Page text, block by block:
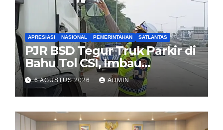
APRESIASI NASIONAL PEMERINTAHAN SATLANTAS
PJR BSD Tegur Truk Parkir di
Bahu Tol CSI, Imbau
Pengendara Tertib
6 AGUSTUS 2026 ADMIN